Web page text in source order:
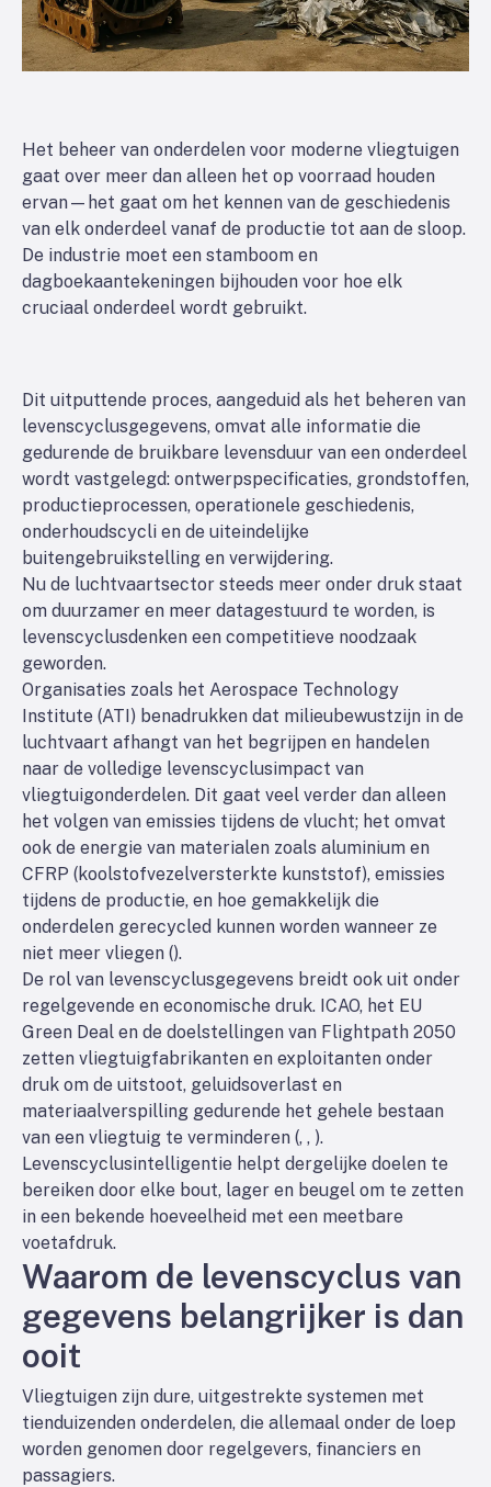
Het beheer van onderdelen voor moderne vliegtuigen
gaat over meer dan alleen het op voorraad houden
ervan—het gaat om het kennen van de geschiedenis
van elk onderdeel vanaf de productie tot aan de sloop.
De industrie moet een stamboom en
dagboekaantekeningen bijhouden voor hoe elk
cruciaal onderdeel wordt gebruikt.
Dit uitputtende proces, aangeduid als het beheren van
levenscyclusgegevens, omvat alle informatie die
gedurende de bruikbare levensduur van een onderdeel
wordt vastgelegd: ontwerpspecificaties, grondstoffen,
productieprocessen, operationele geschiedenis,
onderhoudscycli en de uiteindelijke
buitengebruikstelling en verwijdering.
Nu de luchtvaartsector steeds meer onder druk staat
om duurzamer en meer datagestuurd te worden, is
levenscyclusdenken een competitieve noodzaak
geworden.
Organisaties zoals het Aerospace Technology
Institute (ATI) benadrukken dat milieubewustzijn in de
luchtvaart afhangt van het begrijpen en handelen
naar de volledige levenscyclusimpact van
vliegtuigonderdelen. Dit gaat veel verder dan alleen
het volgen van emissies tijdens de vlucht; het omvat
ook de energie van materialen zoals aluminium en
CFRP (koolstofvezelversterkte kunststof), emissies
tijdens de productie, en hoe gemakkelijk die
onderdelen gerecycled kunnen worden wanneer ze
niet meer vliegen ().
De rol van levenscyclusgegevens breidt ook uit onder
regelgevende en economische druk. ICAO, het EU
Green Deal en de doelstellingen van Flightpath 2050
zetten vliegtuigfabrikanten en exploitanten onder
druk om de uitstoot, geluidsoverlast en
materiaalverspilling gedurende het gehele bestaan
van een vliegtuig te verminderen (, , ).
Levenscyclusintelligentie helpt dergelijke doelen te
bereiken door elke bout, lager en beugel om te zetten
in een bekende hoeveelheid met een meetbare
voetafdruk.
Waarom de levenscyclus van
gegevens belangrijker is dan
ooit
Vliegtuigen zijn dure, uitgestrekte systemen met
tienduizenden onderdelen, die allemaal onder de loep
worden genomen door regelgevers, financiers en
passagiers.